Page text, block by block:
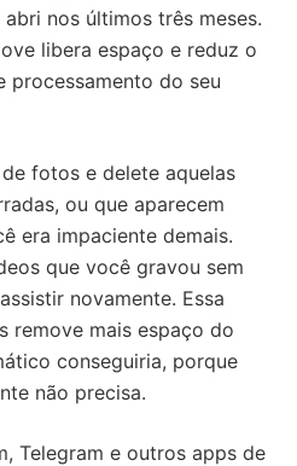
nos últimos três meses.
libera espaço e reduz o
processamento do seu
fotos e delete aquelas
ou que aparecem
era impaciente demais.
que você gravou sem
novamente. Essa
remove mais espaço do
conseguiria, porque
não precisa.
Telegram e outros apps de